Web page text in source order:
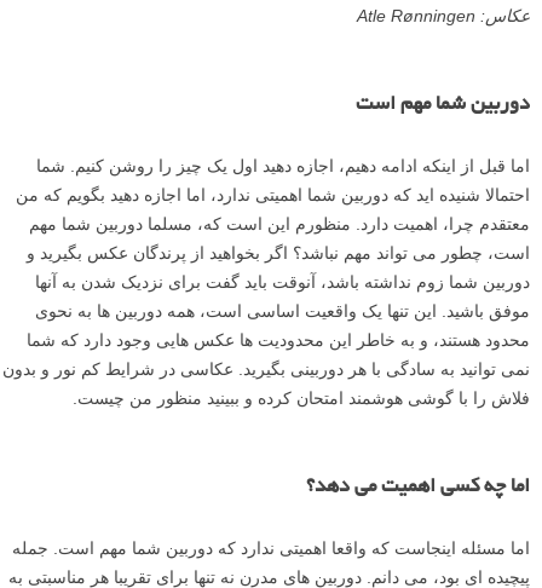
عکاس: Atle Rønningen
دوربین شما مهم است
اما قبل از اینکه ادامه دهیم، اجازه دهید اول یک چیز را روشن کنیم. شما
احتمالا شنیده اید که دوربین شما اهمیتی ندارد، اما اجازه دهید بگویم که من
معتقدم چرا، اهمیت دارد. منظورم این است که، مسلما دوربین شما مهم
است، چطور می تواند مهم نباشد؟ اگر بخواهید از پرندگان عکس بگیرید و
دوربین شما زوم نداشته باشد، آنوقت باید گفت برای نزدیک شدن به آنها
موفق باشید. این تنها یک واقعیت اساسی است، همه دوربین ها به نحوی
محدود هستند، و به خاطر این محدودیت ها عکس هایی وجود دارد که شما
نمی توانید به سادگی با هر دوربینی بگیرید. عکاسی در شرایط کم نور و بدون
فلاش را با گوشی هوشمند امتحان کرده و ببینید منظور من چیست.
اما چه کسی اهمیت می دهد؟
اما مسئله اینجاست که واقعا اهمیتی ندارد که دوربین شما مهم است. جمله
پیچیده ای بود، می دانم. دوربین های مدرن نه تنها برای تقریبا هر مناسبتی به